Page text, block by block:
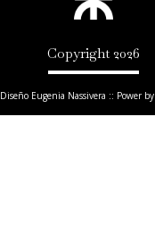
Copyright 2026
Diseño Eugenia Nassivera :: Power by